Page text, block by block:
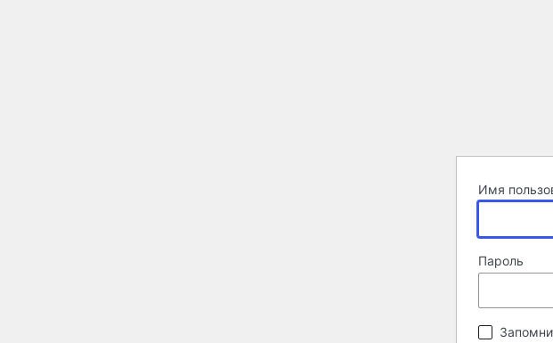
Имя
Пароль